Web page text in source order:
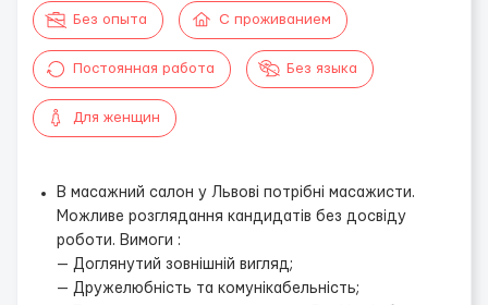
Без опыта С проживанием
Постоянная работа Без языка
Для женщин
В масажний салон у Львові потрібні масажисти.
Можливе розглядання кандидатів без досвіду
роботи. Вимоги :
— Доглянутий зовнішній вигляд;
— Дружелюбність та комунікабельність;